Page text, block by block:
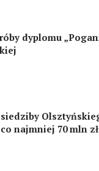
dyplomu
najmniej 70 mln zł